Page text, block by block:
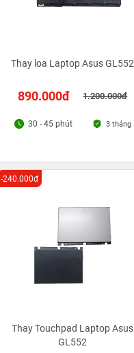
Thay loa Laptop Asus GL552
890.000đ 1.200.000đ
30 - 45 phút 3 tháng
Thay Touchpad Laptop Asus
GL552
-240.000đ